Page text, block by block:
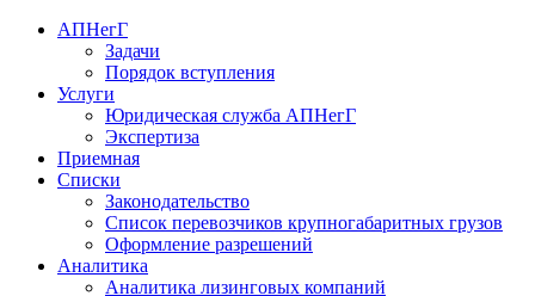
АПНегГ
Задачи
Порядок вступления
Услуги
Юридическая служба АПНегГ
Экспертиза
Приемная
Списки
Законодательство
Список перевозчиков крупногабаритных грузов
Оформление разрешений
Аналитика
Аналитика лизинговых компаний